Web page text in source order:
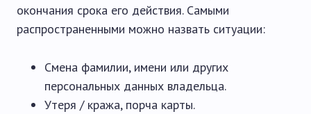
окончания срока его действия. Самыми
распространенными можно назвать ситуации:
Смена фамилии, имени или других
персональных данных владельца.
Утеря / кража, порча карты.